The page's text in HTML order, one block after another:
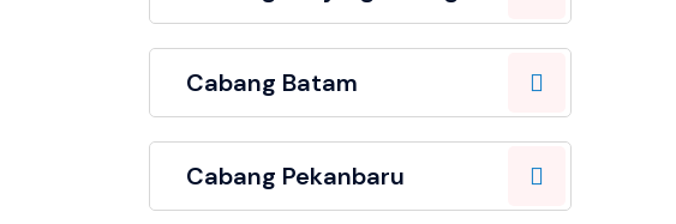
Cabang Batam
Cabang Pekanbaru